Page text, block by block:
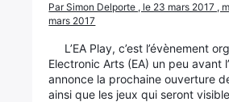
Par Simon Delporte , le 23 mars 2017 ,
mars 2017
L’EA Play, c’est l’évènement
Electronic Arts (EA) un peu avant
annonce la prochaine ouverture
ainsi que les jeux qui seront